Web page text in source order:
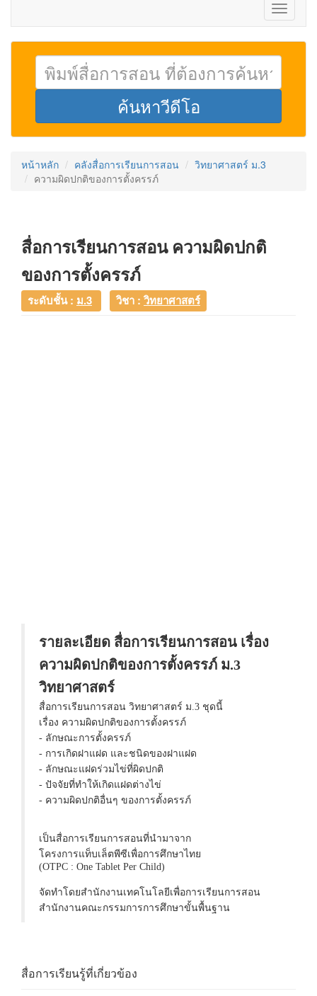
Toggle
หน้าหลัก คลังสื่อการเรียนการสอน
วิทยาศาสตร์ ม.3
ความผิดปกติของการตั้งครรภ์
สื่อการเรียนการสอน ความผิดปกติ
ของการตั้งครรภ์
ระดับชั้น : ม.3 วิชา :วิทยาศาสตร์
รายละเอียด สื่อการเรียนการสอน เรื่อง
ความผิดปกติของการตั้งครรภ์ ม.3
วิทยาศาสตร์
สื่อการเรียนการสอน วิทยาศาสตร์ ม.3 ชุดนี้
เรื่อง ความผิดปกติของการตั้งครรภ์
- ลักษณะการตั้งครรภ์
- การเกิดฝาแฝด และชนิดของฝาแฝด
- ลักษณะแฝดร่วมไข่ที่ผิดปกติ
- ปัจจัยที่ทำให้เกิดแฝดต่างไข่
- ความผิดปกติอื่นๆ ของการตั้งครรภ์
เป็นสื่อการเรียนการสอนที่นำมาจาก
โครงการแท็บเล็ตพีซีเพื่อการศึกษาไทย
(OTPC : One Tablet Per Child)
จัดทำโดยสำนักงานเทคโนโลยีเพื่อการเรียนการสอน
สำนักงานคณะกรรมการการศึกษาขั้นพื้นฐาน
สื่อการเรียนรู้ที่เกี่ยวข้อง